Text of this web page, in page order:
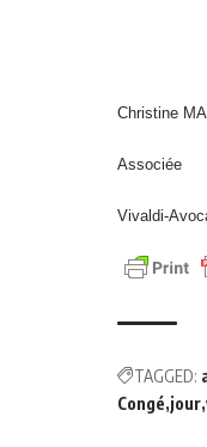
Christine
Associée
Vivaldi-
TAGGED:
Congé jour